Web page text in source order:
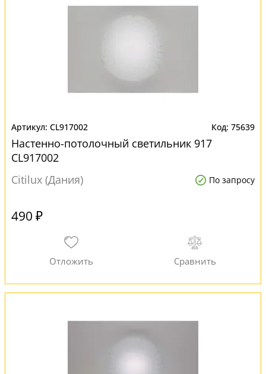
CL917002 75639
Настенно-потолочный светильник 917
CL917002
Citilux (Дания)
По запросу
490 ₽